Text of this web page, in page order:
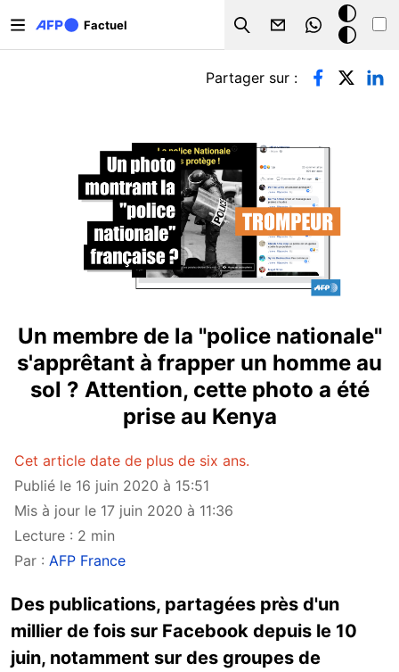
Factuel
Search
Mode
sombre
Onglets principaux
Partager sur :
Un membre de la "police nationale"
s'apprêtant à frapper un homme au
sol ? Attention, cette photo a été
prise au Kenya
Cet article date de plus de six ans.
Publié le 16 juin 2020 à 15:51
Mis à jour le 17 juin 2020 à 11:36
Lecture : 2 min
Par : AFP France
Des publications, partagées près d'un
millier de fois sur Facebook depuis le 10
juin, notamment sur des groupes de